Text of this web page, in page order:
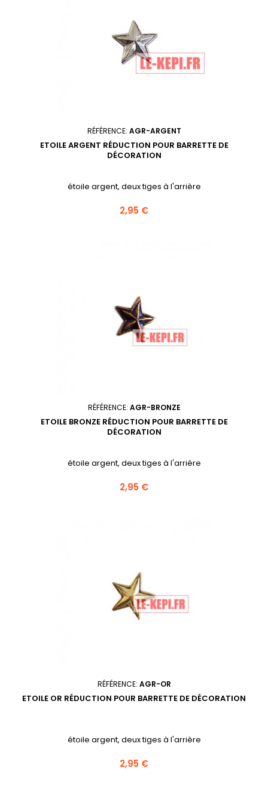
RÉFÉRENCE: AGR-ARGENT
ETOILE ARGENT RÉDUCTION POUR BARRETTE DE
DÉCORATION
étoile argent, deux tiges à l'arrière
Prix
2,95 €
RÉFÉRENCE: AGR-BRONZE
ETOILE BRONZE RÉDUCTION POUR BARRETTE DE
DÉCORATION
étoile argent, deux tiges à l'arrière
Prix
2,95 €
RÉFÉRENCE: AGR-OR
ETOILE OR RÉDUCTION POUR BARRETTE DE DÉCORATION
étoile argent, deux tiges à l'arrière
Prix
2,95 €